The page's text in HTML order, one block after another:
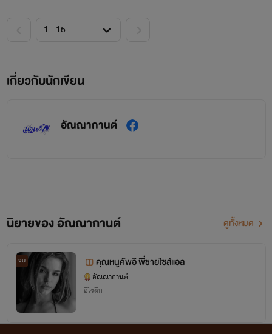
เกี่ยวกับนักเขียน
อัณณากานต์
นิยายของ อัณณากานต์ ดูทั้งหมด
จบ คุณหนูคัพอี พี่ชายไซส์แอล
อัณณากานต์
อีโรติก